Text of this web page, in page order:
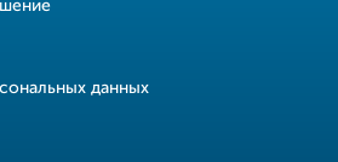
данных